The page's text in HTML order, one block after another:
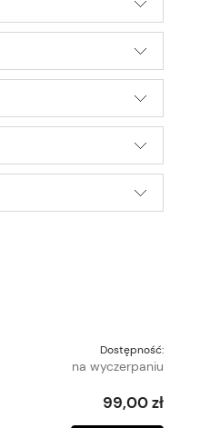
Dostępność:
na wyczerpaniu
99,00 zł